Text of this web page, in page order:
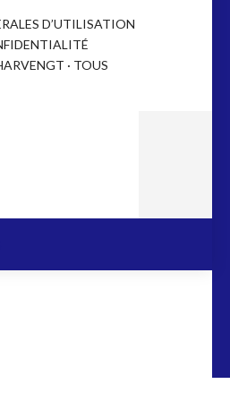
D’UTILISATION
· TOUS